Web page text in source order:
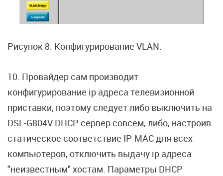
Рисунок 8. Конфигурирование VLAN.
10. Провайдер сам производит
конфигурирование ip адреса телевизионной
приставки, поэтому следует либо выключить на
DSL-G804V DHCP сервер совсем, либо, настроив
статическое соответствие IP-MAC для всех
компьютеров, отключить выдачу ip адреса
"неизвестным" хостам. Параметры DHCP